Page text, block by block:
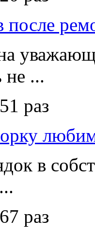
не ...
раз
в
раз